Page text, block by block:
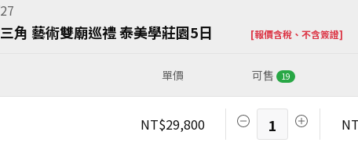
角 藝術雙廟巡禮 泰美學莊園5日 [報價含稅、不含簽證]
單價 可售 19
NT$29,800 1